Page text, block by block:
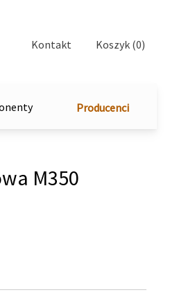
Kontakt Koszyk (0)
Producenci
M350